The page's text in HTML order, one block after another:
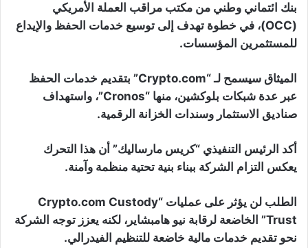
بنك ائتماني وطني من مكتب مراقب العملة الأمريكي
(OCC)، في خطوة تهدف إلى توسيع خدمات الحفظ والإيداع
للمستثمرين المؤسسات.
الميثاق سيسمح لـ “Crypto.com” بتقديم خدمات الحفظ
عبر عدة شبكات بلوكشين، منها “Cronos”، واستهداف
صناديق الاستثمار وسندات الخزانة الرقمية.
أكد الرئيس التنفيذي “كريس مارساليك” أن هذا التحرك
يعكس التزام الشركة ببناء بنية تحتية منظمة وآمنة.
الطلب لن يؤثر على عمليات “Crypto.com Custody
Trust” الخاضعة لرقابة نيو هامبشاير، لكنه يعزز توجه الشركة
نحو تقديم خدمات مالية خاضعة للتنظيم الفيدرالي.